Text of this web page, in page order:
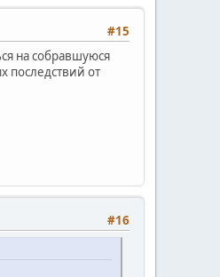
#15
на собравшуюся
последствий от
#16